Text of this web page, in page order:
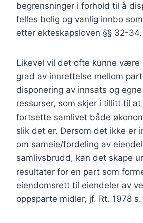
begrensninger i forhold til å
felles bolig og vanlig innbo
etter ekteskapsloven §§ 32-34.
Likevel vil det ofte kunne være
grad av innrettelse mellom
disponering av innsats og
ressurser, som skjer i tillitt til
fortsette samlivet både
slik det er. Dersom det ikke er
om sameie/fordeling av
samlivsbrudd, kan det skape
resultater for en part som
eiendomsrett til eiendeler av
oppsparte midler, jf. Rt. 1978